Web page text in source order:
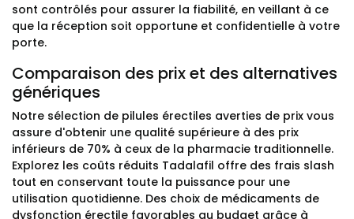
sont contrôlés pour assurer la fiabilité, en veillant à ce
que la réception soit opportune et confidentielle à votre
porte.
Comparaison des prix et des alternatives
génériques
Notre sélection de pilules érectiles averties de prix vous
assure d'obtenir une qualité supérieure à des prix
inférieurs de 70% à ceux de la pharmacie traditionnelle.
Explorez les coûts réduits Tadalafil offre des frais slash
tout en conservant toute la puissance pour une
utilisation quotidienne. Des choix de médicaments de
dysfonction érectile favorables au budget grâce à